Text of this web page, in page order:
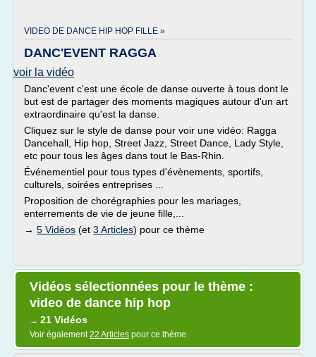
VIDEO DE DANCE HIP HOP FILLE »
DANC'EVENT RAGGA
voir la vidéo
Danc'event c'est une école de danse ouverte à tous dont le
but est de partager des moments magiques autour d'un art
extraordinaire qu'est la danse.
Cliquez sur le style de danse pour voir une vidéo: Ragga
Dancehall, Hip hop, Street Jazz, Street Dance, Lady Style,
etc pour tous les âges dans tout le Bas-Rhin.
Événementiel pour tous types d'évènements, sportifs,
culturels, soirées entreprises ...
Proposition de chorégraphies pour les mariages,
enterrements de vie de jeune fille,...
→ 5 Vidéos (et 3 Articles) pour ce thème
Vidéos sélectionnées pour le thème :
video de dance hip hop
→ 21 Vidéos
Voir également22 Articles pour ce thème